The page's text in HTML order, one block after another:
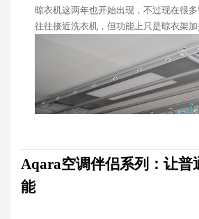
晾衣机这两年也开始出现，不过现在很
往往接近洗衣机，但功能上只是晾衣架
Aqara空调伴侣系列：让普
能